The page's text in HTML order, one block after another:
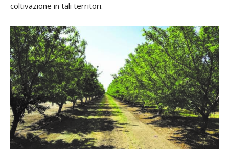
coltivazione in tali territori.